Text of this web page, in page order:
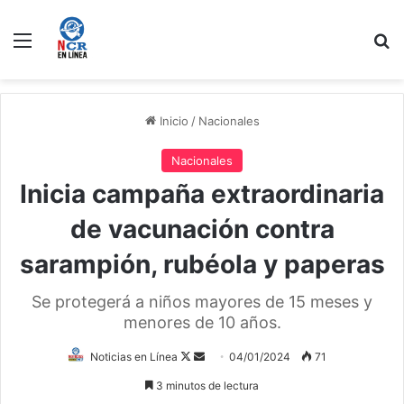
Menú
Inicio / Nacionales
Nacionales
Inicia campaña extraordinaria
de vacunación contra
sarampión, rubéola y paperas
Se protegerá a niños mayores de 15 meses y
menores de 10 años.
Noticias en Línea
Follow
Send04/01/2024 71
3 minutos de lectura